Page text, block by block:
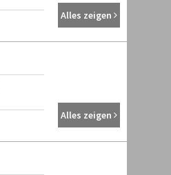
Alles zeigen
Alles zeigen